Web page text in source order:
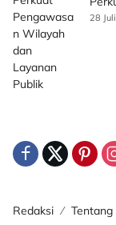
28
Redaksi Tentang